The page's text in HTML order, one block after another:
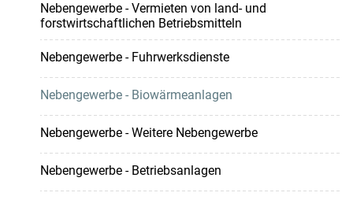
Nebengewerbe - Vermieten von land- und
forstwirtschaftlichen Betriebsmitteln
Nebengewerbe - Fuhrwerksdienste
Nebengewerbe - Biowärmeanlagen
Nebengewerbe - Weitere Nebengewerbe
Nebengewerbe - Betriebsanlagen